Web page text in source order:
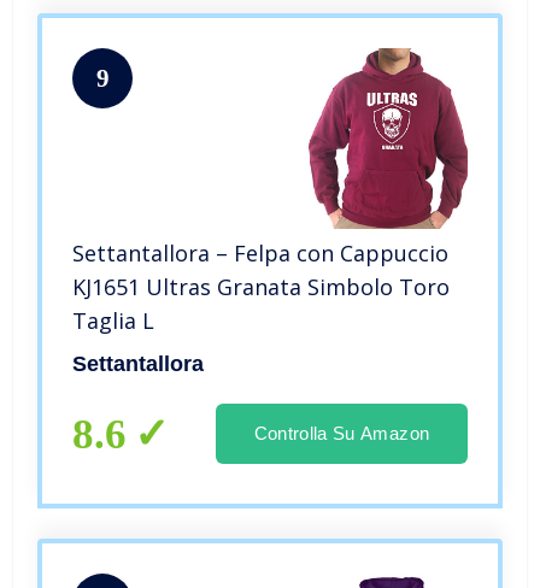
9
Settantallora – Felpa con Cappuccio
KJ1651 Ultras Granata Simbolo Toro
Taglia L
Settantallora
8.6 Controlla Su Amazon